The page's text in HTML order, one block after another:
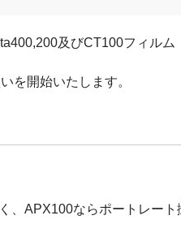
及びCT100フィル
を開始いたします。
、APX100ならポートレー